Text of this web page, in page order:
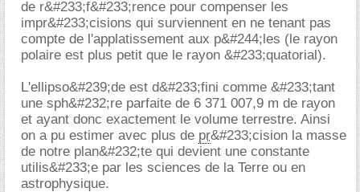
de r&#233;f&#233;rence pour compenser les
impr&#233;cisions qui surviennent en ne tenant pas
compte de l'applatissement aux p&#244;les (le rayon
polaire est plus petit que le rayon &#233;quatorial).
L'ellipso&#239;de est d&#233;fini comme &#233;tant
une sph&#232;re parfaite de 6 371 007,9 m de rayon
et ayant donc exactement le volume terrestre. Ainsi
on a pu estimer avec plus de pr&#233;cision la masse
de notre plan&#232;te qui devient une constante
utilis&#233;e par les sciences de la Terre ou en
astrophysique.